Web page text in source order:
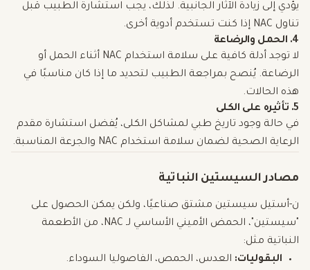
يؤدي إلى زيادة الآثار الجانبية. لذلك، يجب استشارة الطبيب قبل
تناول NAC إذا كنت تستخدم أدوية أخرى.
4. الحمل والرضاعة
لا توجد أدلة كافية على سلامة استخدام NAC أثناء الحمل أو
الرضاعة. يُنصح بمراجعة الطبيب لتحديد ما إذا كان مناسبًا في
هذه الحالات.
5. تأثيره على الكلى
في حالة وجود تاريخ طبي لمشاكل الكلى، يُفضل استشارة مقدم
الرعاية الصحية لضمان سلامة استخدام NAC والجرعة المناسبة.
مصادر السيستين النباتية
ن-أستيل سيستين مشتق صناعيًا، ولكن يمكن الحصول على
"سيستين"، الحمض الأميني الأساسي لـ NAC، من الأطعمة
النباتية مثل:
البقوليات: العدس، الحمص، الفاصوليا السوداء.